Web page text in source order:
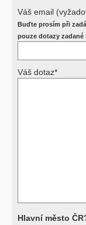
postižení pacienta
Požádejte svého
příslušný revizní
Výsledky
Váš email
Buďte prosím při
pouze dotazy
Váš dotaz*
Hlavní město